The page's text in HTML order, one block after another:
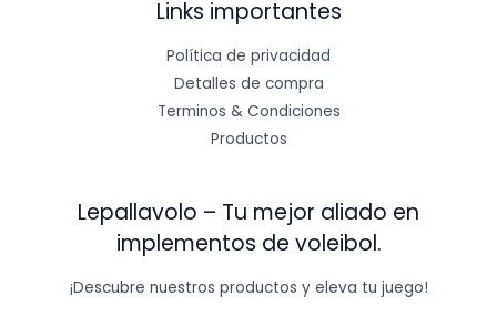
Links importantes
Política de privacidad
Detalles de compra
Terminos & Condiciones
Productos
Lepallavolo – Tu mejor aliado en
implementos de voleibol.
¡Descubre nuestros productos y eleva tu juego!